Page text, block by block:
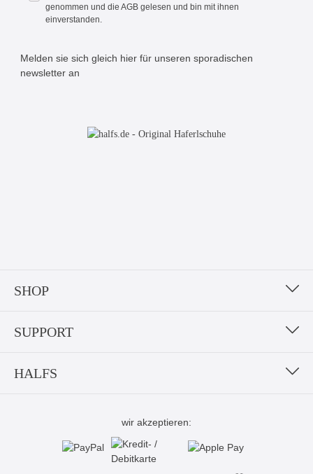
genommen und die AGB gelesen und bin mit ihnen
einverstanden.
Melden sie sich gleich hier für unseren sporadischen
newsletter an
SHOP
SUPPORT
HALFS
wir akzeptieren: